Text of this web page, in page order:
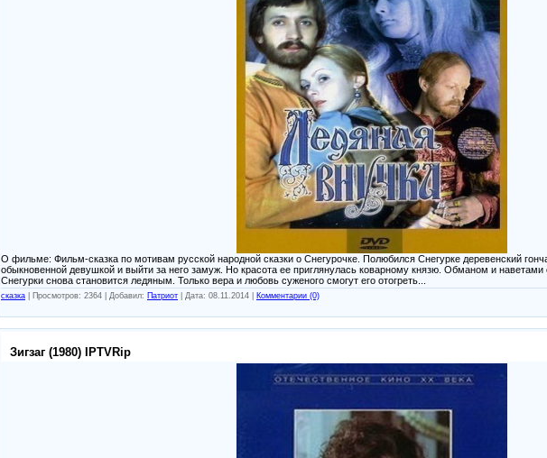
О фильме: Фильм-сказка по мотивам русской народной сказки о Снегурочке. Полюбился Снегурке деревенский
обыкновенной девушкой и выйти за него замуж. Но красота ее приглянулась коварному князю. Обманом и
Снегурки снова становится ледяным. Только вера и любовь суженого смогут его отогреть...
сказка Просмотров: 2364 | Добавил: Патриот Дата: 08.11.2014 Комментарии (0)
Зигзаг (1980) IPTVRip